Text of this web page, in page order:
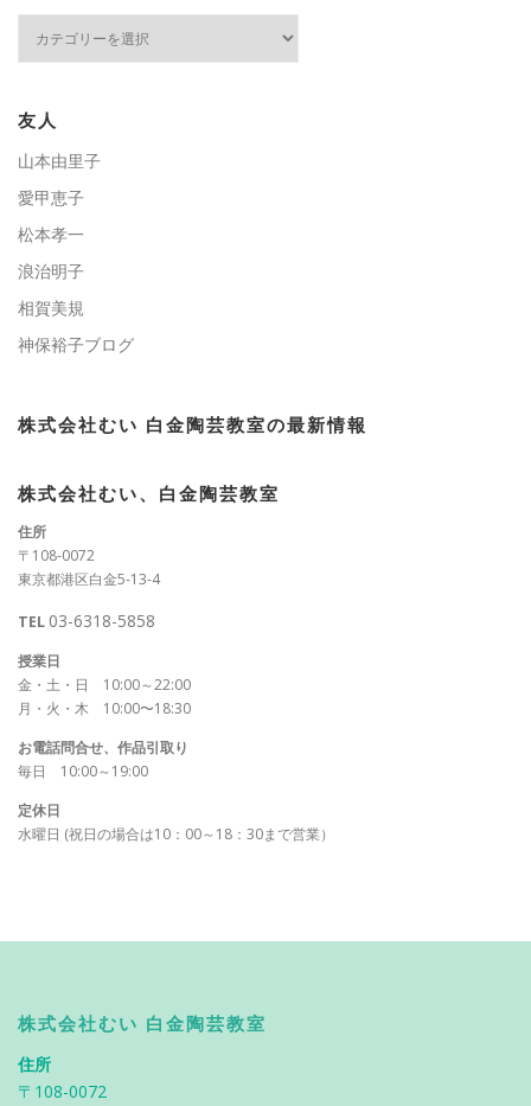
ー
友人
山本由里子
愛甲恵子
松本孝一
浪治明子
相賀美規
神保裕子ブログ
株式会社むい 白金陶芸教室の最新情報
株式会社むい、白金陶芸教室
住所
〒108-0072
東京都港区白金5-13-4
TEL 03-6318-5858
授業日
金・土・日 10:00～22:00
月・火・木 10:00〜18:30
お電話問合せ、作品引取り
毎日 10:00～19:00
定休日
水曜日 (祝日の場合は10：00～18：30まで営業）
株式会社むい 白金陶芸教室
住所
〒108-0072